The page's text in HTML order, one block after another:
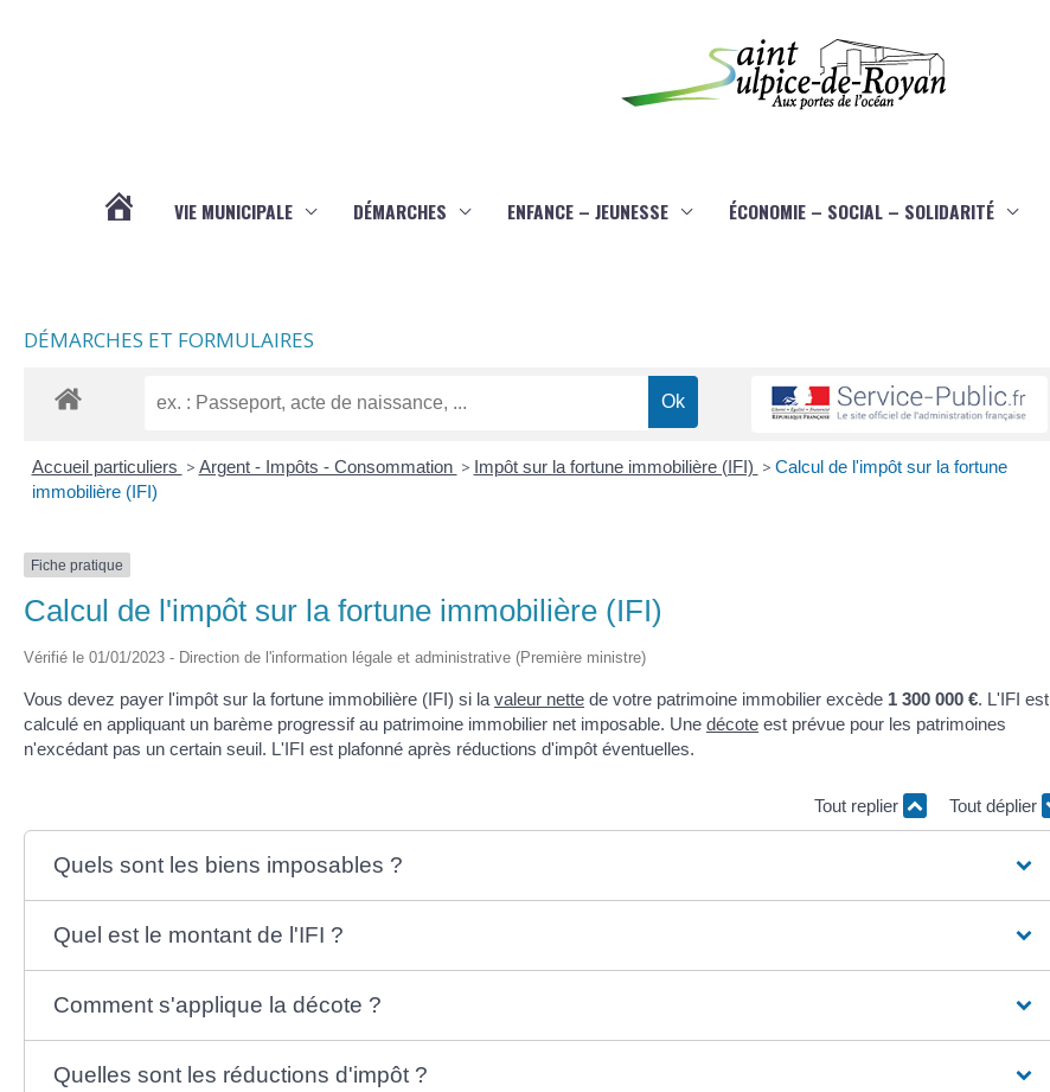
VIE MUNICIPALE DÉMARCHES ENFANCE – JEUNESSE ÉCONOMIE – SOCIAL – SOLIDARITÉ
DÉMARCHES ET FORMULAIRES
Accueil particuliers > Argent - Impôts - Consommation > Impôt sur la fortune immobilière (IFI) > Calcul de l'impôt sur la fortune
immobilière (IFI)
Fiche pratique
Calcul de l'impôt sur la fortune immobilière (IFI)
Vérifié le 01/01/2023 - Direction de l'information légale et administrative (Première ministre)
Vous devez payer l'impôt sur la fortune immobilière (IFI) si la valeur nette de votre patrimoine immobilier excède 1 300 000 €. L'IFI est
calculé en appliquant un barème progressif au patrimoine immobilier net imposable. Une décote est prévue pour les patrimoines
n'excédant pas un certain seuil. L'IFI est plafonné après réductions d'impôt éventuelles.
Tout replier Tout déplier
Quels sont les biens imposables ?
Quel est le montant de l'IFI ?
Comment s'applique la décote ?
Quelles sont les réductions d'impôt ?